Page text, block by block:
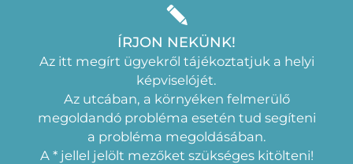
ÍRJON NEKÜNK!
Az itt megírt ügyekről tájékoztatjuk a helyi
képviselójét.
Az utcában, a környéken felmerülő
megoldandó probléma esetén tud segíteni
a probléma megoldásában.
A * jellel jelölt mezőket szükséges kitölteni!